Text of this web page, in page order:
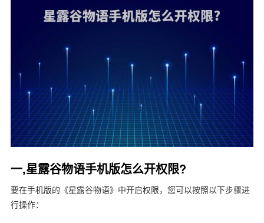
一,星露谷物语手机版怎么开权限?
要在手机版的《星露谷物语》中开启权限，您可以按照以下步骤进
行操作：